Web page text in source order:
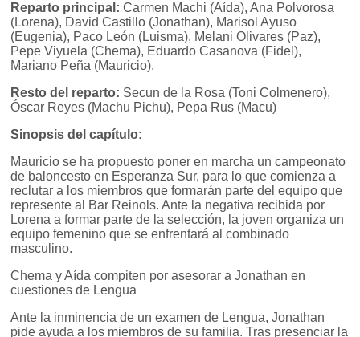
Reparto principal: Carmen Machi (Aída), Ana Polvorosa
(Lorena), David Castillo (Jonathan), Marisol Ayuso
(Eugenia), Paco León (Luisma), Melani Olivares (Paz),
Pepe Viyuela (Chema), Eduardo Casanova (Fidel),
Mariano Peña (Mauricio).
Resto del reparto: Secun de la Rosa (Toni Colmenero),
Óscar Reyes (Machu Pichu), Pepa Rus (Macu)
Sinopsis del capítulo:
Mauricio se ha propuesto poner en marcha un campeonato
de baloncesto en Esperanza Sur, para lo que comienza a
reclutar a los miembros que formarán parte del equipo que
represente al Bar Reinols. Ante la negativa recibida por
Lorena a formar parte de la selección, la joven organiza un
equipo femenino que se enfrentará al combinado
masculino.
Chema y Aída compiten por asesorar a Jonathan en
cuestiones de Lengua
Ante la inminencia de un examen de Lengua, Jonathan
pide ayuda a los miembros de su familia. Tras presenciar la